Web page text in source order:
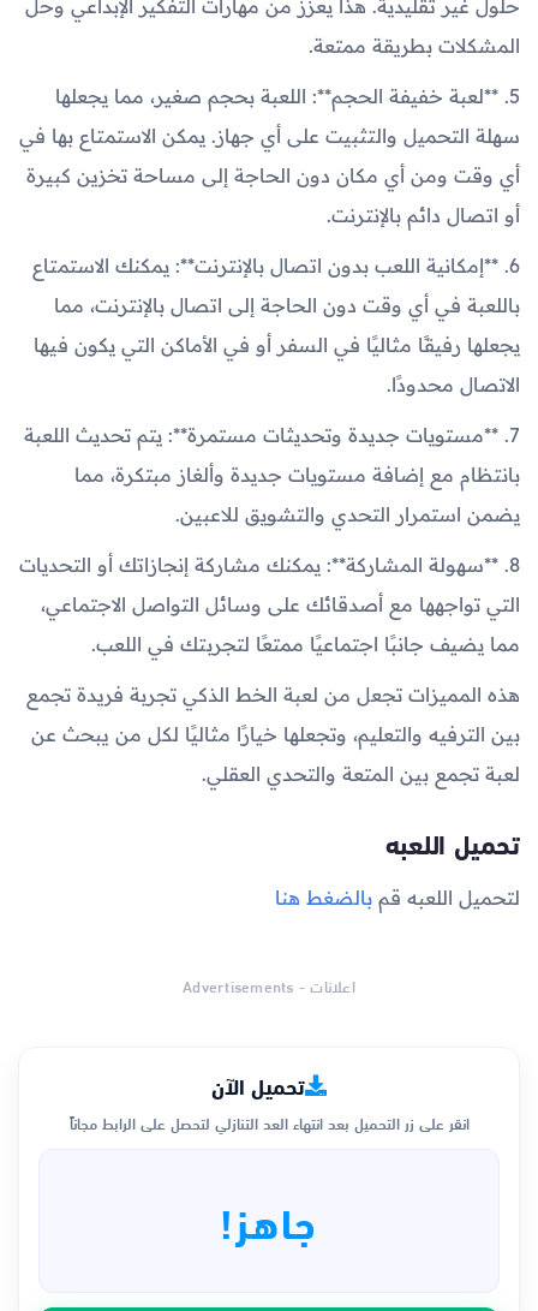
حلول غير تقليدية. هذا يعزز من مهارات التفكير الإبداعي وحل
المشكلات بطريقة ممتعة.
5. **لعبة خفيفة الحجم**: اللعبة بحجم صغير، مما يجعلها
سهلة التحميل والتثبيت على أي جهاز. يمكن الاستمتاع بها في
أي وقت ومن أي مكان دون الحاجة إلى مساحة تخزين كبيرة
أو اتصال دائم بالإنترنت.
6. **إمكانية اللعب بدون اتصال بالإنترنت**: يمكنك الاستمتاع
باللعبة في أي وقت دون الحاجة إلى اتصال بالإنترنت، مما
يجعلها رفيقًا مثاليًا في السفر أو في الأماكن التي يكون فيها
الاتصال محدودًا.
7. **مستويات جديدة وتحديثات مستمرة**: يتم تحديث اللعبة
بانتظام مع إضافة مستويات جديدة وألغاز مبتكرة، مما
يضمن استمرار التحدي والتشويق للاعبين.
8. **سهولة المشاركة**: يمكنك مشاركة إنجازاتك أو التحديات
التي تواجهها مع أصدقائك على وسائل التواصل الاجتماعي،
مما يضيف جانبًا اجتماعيًا ممتعًا لتجربتك في اللعب.
هذه المميزات تجعل من لعبة الخط الذكي تجربة فريدة تجمع
بين الترفيه والتعليم، وتجعلها خيارًا مثاليًا لكل من يبحث عن
لعبة تجمع بين المتعة والتحدي العقلي.
تحميل اللعبه
لتحميل اللعبه قم بالضغط هنا
اعلانات - Advertisements
تحميل الآن
انقر على زر التحميل بعد انتهاء العد التنازلي لتحصل على الرابط مجاناً
جاهز!